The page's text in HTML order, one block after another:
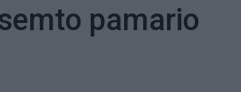
pamario